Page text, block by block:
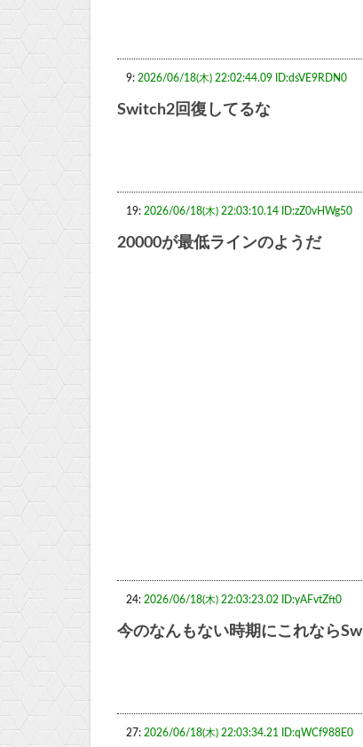
9: 2026/06/18(木) 22:02:44.09 ID:dsVE9RDN0
Switch2回復してるな
19: 2026/06/18(木) 22:03:10.14 ID:zZ0vHWg50
20000が最低ラインのようだ
24: 2026/06/18(木) 22:03:23.02 ID:yAFvtZft0
今のなんもない時期にこれなら
27: 2026/06/18(木) 22:03:34.21 ID:qWCf988E0